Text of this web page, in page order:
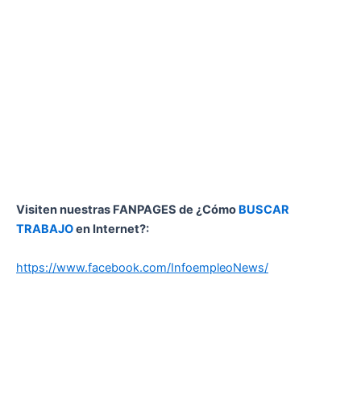
Visiten nuestras FANPAGES de ¿Cómo BUSCAR
TRABAJOen Internet?:
https://www.facebook.com/InfoempleoNews/